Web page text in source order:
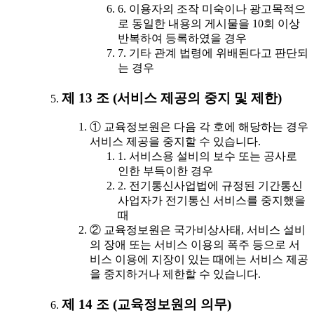
6. 이용자의 조작 미숙이나 광고목적으
로 동일한 내용의 게시물을 10회 이상
반복하여 등록하였을 경우
7. 기타 관계 법령에 위배된다고 판단되
는 경우
제 13 조 (서비스 제공의 중지 및 제한)
① 교육정보원은 다음 각 호에 해당하는 경우
서비스 제공을 중지할 수 있습니다.
1. 서비스용 설비의 보수 또는 공사로
인한 부득이한 경우
2. 전기통신사업법에 규정된 기간통신
사업자가 전기통신 서비스를 중지했을
때
② 교육정보원은 국가비상사태, 서비스 설비
의 장애 또는 서비스 이용의 폭주 등으로 서
비스 이용에 지장이 있는 때에는 서비스 제공
을 중지하거나 제한할 수 있습니다.
제 14 조 (교육정보원의 의무)